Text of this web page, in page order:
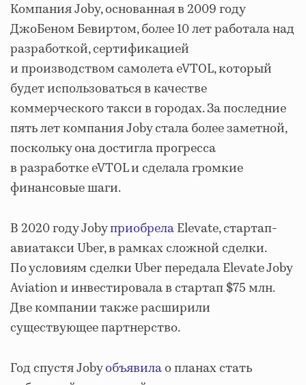
Компания Joby, основанная в 2009 году
ДжоБеном Бевиртом, более 10 лет работала над
разработкой, сертификацией
и производством самолета eVTOL, который
будет использоваться в качестве
коммерческого такси в городах. За последние
пять лет компания Joby стала более заметной,
поскольку она достигла прогресса
в разработке eVTOL и сделала громкие
финансовые шаги.
В 2020 году JobyприобрелаElevate, стартап-
авиатакси Uber, в рамках сложной сделки.
По условиям сделки Uber передала Elevate Joby
Aviation и инвестировала в стартап $75 млн.
Две компании также расширили
существующее партнерство.
Год спустя Jobyобъявилао планах стать